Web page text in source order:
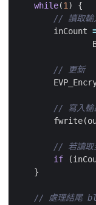
while(1)
{
inCount
fwrite(
if
(
}